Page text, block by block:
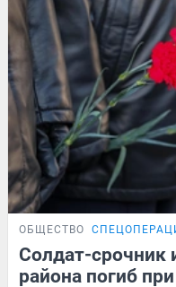
ОБЩЕСТВО
Солдат-срочник
района погиб